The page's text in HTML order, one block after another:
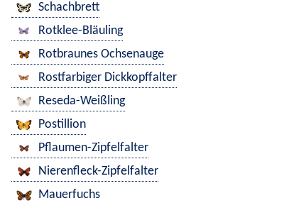
Schachbrett
Rotklee-Bläuling
Rotbraunes Ochsenauge
Rostfarbiger Dickkopffalter
Reseda-Weißling
Postillion
Pflaumen-Zipfelfalter
Nierenfleck-Zipfelfalter
Mauerfuchs